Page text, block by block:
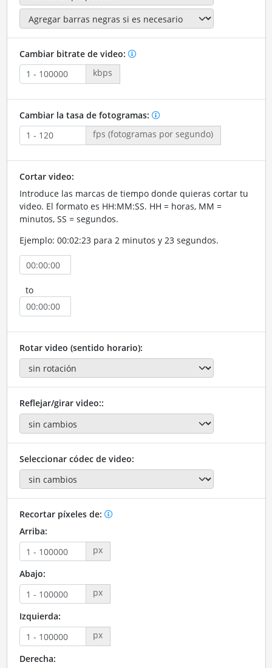
Cambiar bitrate de video:
kbps
Cambiar la tasa de fotogramas:
fps (fotogramas por segundo)
Cortar video:
Introduce las marcas de tiempo donde quieras cortar tu
video. El formato es HH:MM:SS. HH = horas, MM =
minutos, SS = segundos.
Ejemplo: 00:02:23 para 2 minutos y 23 segundos.
to
Rotar video (sentido horario):
Reflejar/girar video::
Seleccionar códec de video:
Recortar píxeles de:
Arriba:
px
Abajo:
px
Izquierda:
px
Derecha: